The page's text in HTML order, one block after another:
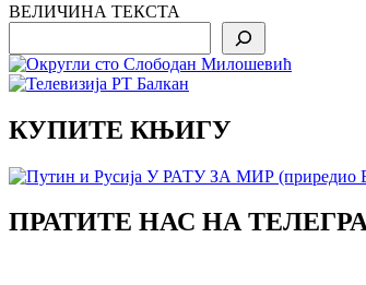
ВЕЛИЧИНА ТЕКСТА
КУПИТЕ КЊИГУ
ПРАТИТЕ НАС НА